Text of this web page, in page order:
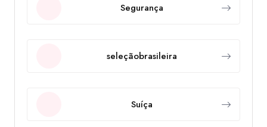
Segurança
seleçãobrasileira
Suíça